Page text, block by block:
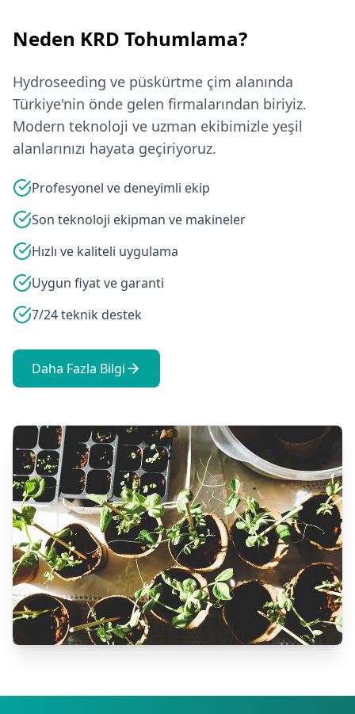
Neden KRD Tohumlama?
Hydroseeding ve püskürtme çim alanında
Türkiye'nin önde gelen firmalarından biriyiz.
Modern teknoloji ve uzman ekibimizle yeşil
alanlarınızı hayata geçiriyoruz.
Profesyonel ve deneyimli ekip
Son teknoloji ekipman ve makineler
Hızlı ve kaliteli uygulama
Uygun fiyat ve garanti
7/24 teknik destek
Daha Fazla Bilgi